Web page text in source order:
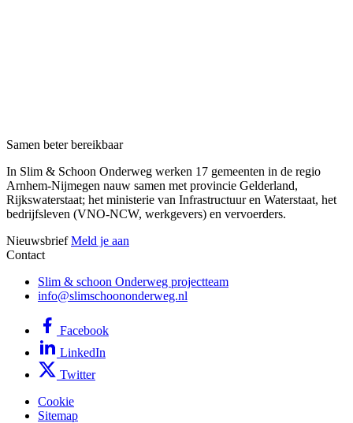
Samen beter bereikbaar
In Slim & Schoon Onderweg werken 17 gemeenten in de regio
Arnhem-Nijmegen nauw samen met provincie Gelderland,
Rijkswaterstaat; het ministerie van Infrastructuur en Waterstaat, het
bedrijfsleven (VNO-NCW, werkgevers) en vervoerders.
Nieuwsbrief Meld je aan
Contact
Slim & schoon Onderweg projectteam
info@slimschoononderweg.nl
Facebook
LinkedIn
Twitter
Cookie
Sitemap